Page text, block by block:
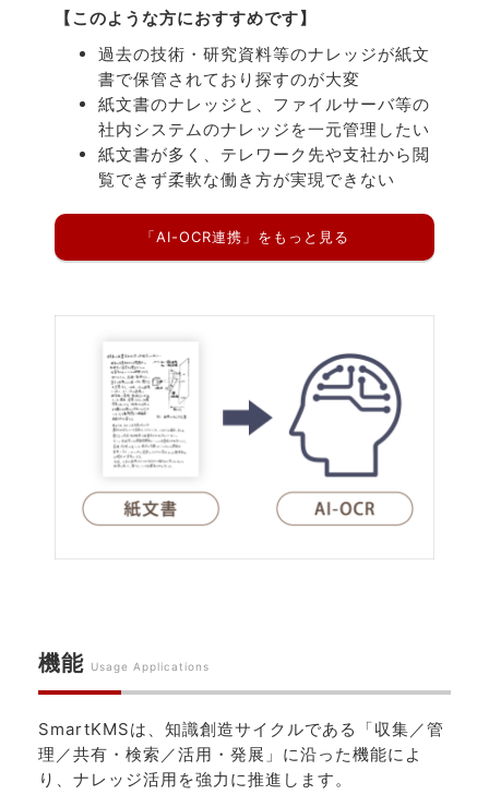
【このような方におすすめです】
過去の技術・研究資料等のナレッジが紙文
書で保管されており探すのが大変
紙文書のナレッジと、ファイルサーバ等の
社内システムのナレッジを一元管理したい
紙文書が多く、テレワーク先や支社から閲
覧できず柔軟な働き方が実現できない
「AI-OCR連携」をもっと見る
機能 Usage Applications
SmartKMSは、知識創造サイクルである「収集／管
理／共有・検索／活用・発展」に沿った機能によ
り、ナレッジ活用を強力に推進します。